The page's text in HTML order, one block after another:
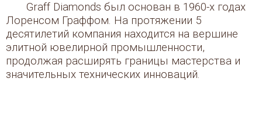
Graff Diamonds был основан в 1960-х годах
Лоренсом Граффом. На протяжении 5
десятилетий компания находится на вершине
элитной ювелирной промышленности,
продолжая расширять границы мастерства и
значительных технических инноваций.